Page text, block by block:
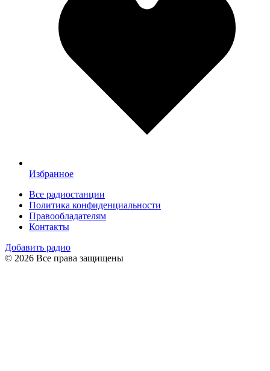
Избранное
Все радиостанции
Политика конфиденциальности
Правообладателям
Контакты
Добавить радио
© 2026 Все права защищены